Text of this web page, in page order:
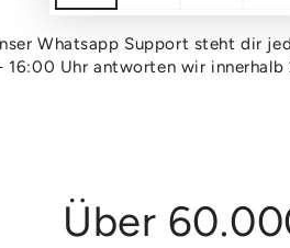
Whatsapp Support steht dir
Uhr antworten wir innerhalb
Über